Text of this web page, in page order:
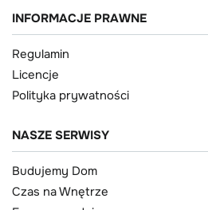
INFORMACJE PRAWNE
Regulamin
Licencje
Polityka prywatności
NASZE SERWISY
Budujemy Dom
Czas na Wnętrze